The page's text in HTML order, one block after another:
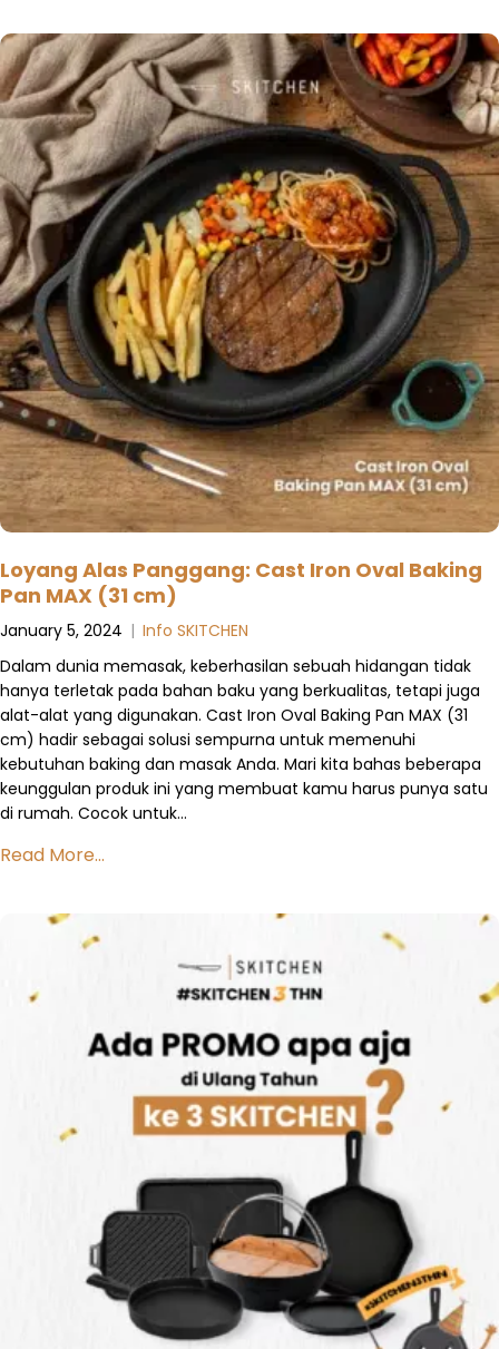
Loyang Alas Panggang: Cast Iron Oval Baking
Pan MAX (31 cm)
January 5, 2024 | Info SKITCHEN
Dalam dunia memasak, keberhasilan sebuah hidangan tidak
hanya terletak pada bahan baku yang berkualitas, tetapi juga
alat-alat yang digunakan. Cast Iron Oval Baking Pan MAX (31
cm) hadir sebagai solusi sempurna untuk memenuhi
kebutuhan baking dan masak Anda. Mari kita bahas beberapa
keunggulan produk ini yang membuat kamu harus punya satu
di rumah. Cocok untuk…
Read More...